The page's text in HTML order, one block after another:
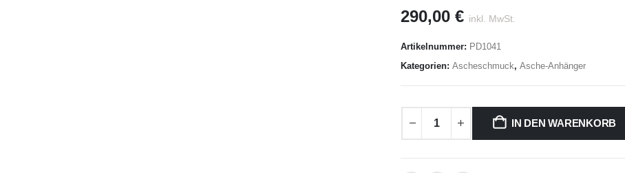
290,00 € inkl. MwSt.
Artikelnummer: PD1041
Kategorien: Ascheschmuck, Asche-Anhänger
IN DEN WARENKORB